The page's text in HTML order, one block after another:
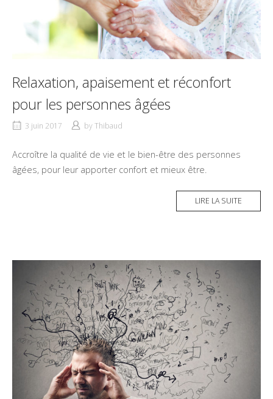
Relaxation, apaisement et réconfort
pour les personnes âgées
3 juin 2017 byThibaud
Accroître la qualité de vie et le bien-être des personnes
âgées, pour leur apporter confort et mieux être.
LIRE LA SUITE